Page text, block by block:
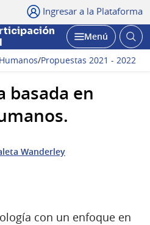
Ingresar a la Plataforma
Abrir
Menú
/Propuestas 2021 - 2022
basada en
Wanderley
con un enfoque en